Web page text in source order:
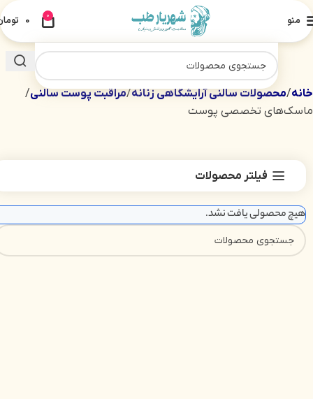
منو 0
0
خانه محصولات سالنی آرایشگاهی زنانه مراقبت پوست سالنی
ماسک‌های تخصصی پوست
فیلتر محصولات
هیچ محصولی یافت نشد.